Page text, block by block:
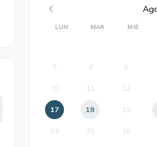
LUN MAR MIÉ
3 4 5
10 11 12
17 18 19
24 25 26